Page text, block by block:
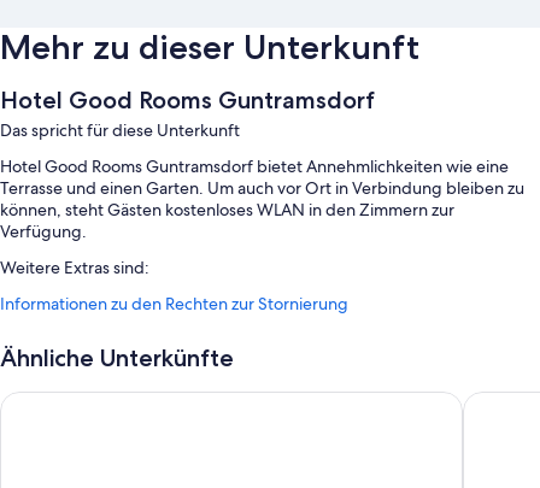
Mehr zu dieser Unterkunft
Hotel Good Rooms Guntramsdorf
Das spricht für diese Unterkunft
Hotel Good Rooms Guntramsdorf bietet Annehmlichkeiten wie eine
Terrasse und einen Garten. Um auch vor Ort in Verbindung bleiben zu
können, steht Gästen kostenloses WLAN in den Zimmern zur
Verfügung.
Weitere Extras sind:
Parken ohne Service (kostenlos)
Express-Check-in
Ein Verkaufsautomat, ein Bankettsaal und mehrsprachiges Personal
Informationen zu den Rechten zur Stornierung
Ähnliche Unterkünfte
Liao Hotel JUFA